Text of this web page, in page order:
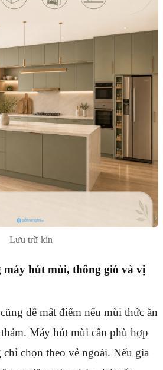
Lưu trữ kín
máy hút mùi, thông gió và vị
dễ mất điểm nếu mùi thức ăn
Máy hút mùi cần phù hợp
chọn theo vẻ ngoài. Nếu gia